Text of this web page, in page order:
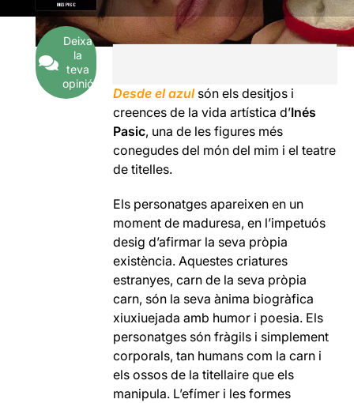
Deixa
la
teva
opinió
Desde el azulsón els desitjos i
creences de la vida artística d’Inés
Pasic, una de les figures més
conegudes del món del mim i el teatre
de titelles.
Els personatges apareixen en un
moment de maduresa, en l’impetuós
desig d’afirmar la seva pròpia
existència. Aquestes criatures
estranyes, carn de la seva pròpia
carn, són la seva ànima biogràfica
xiuxiuejada amb humor i poesia. Els
personatges són fràgils i simplement
corporals, tan humans com la carn i
els ossos de la titellaire que els
manipula. L’efímer i les formes